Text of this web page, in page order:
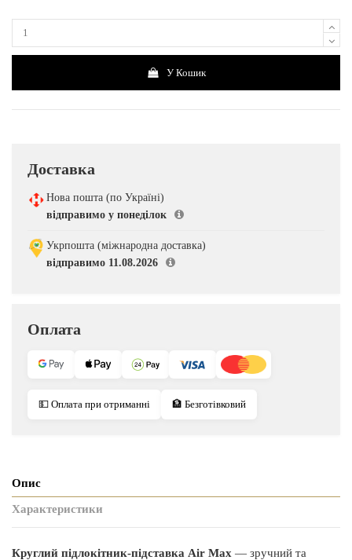
У Кошик
Доставка
Нова пошта (по Україні)
відправимо у понеділок
Укрпошта (міжнародна доставка)
відправимо 11.08.2026
Оплата
💵 Оплата при отриманні 🏦 Безготівковий
Опис
Характеристики
Круглий підлокітник-підставка Air Max — зручний та